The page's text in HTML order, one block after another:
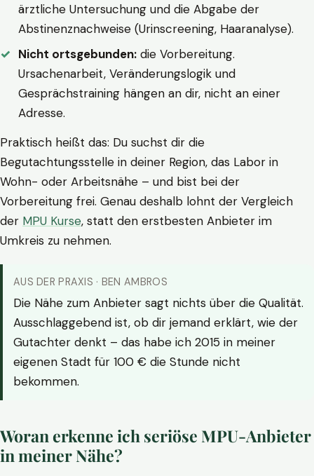
ärztliche Untersuchung und die Abgabe der
Abstinenznachweise (Urinscreening, Haaranalyse).
Nicht ortsgebunden: die Vorbereitung.
Ursachenarbeit, Veränderungslogik und
Gesprächstraining hängen an dir, nicht an einer
Adresse.
Praktisch heißt das: Du suchst dir die
Begutachtungsstelle in deiner Region, das Labor in
Wohn- oder Arbeitsnähe – und bist bei der
Vorbereitung frei. Genau deshalb lohnt der Vergleich
der MPU Kurse, statt den erstbesten Anbieter im
Umkreis zu nehmen.
AUS DER PRAXIS · BEN AMBROS
Die Nähe zum Anbieter sagt nichts über die Qualität.
Ausschlaggebend ist, ob dir jemand erklärt, wie der
Gutachter denkt – das habe ich 2015 in meiner
eigenen Stadt für 100 € die Stunde nicht
bekommen.
Woran erkenne ich seriöse MPU-Anbieter
in meiner Nähe?